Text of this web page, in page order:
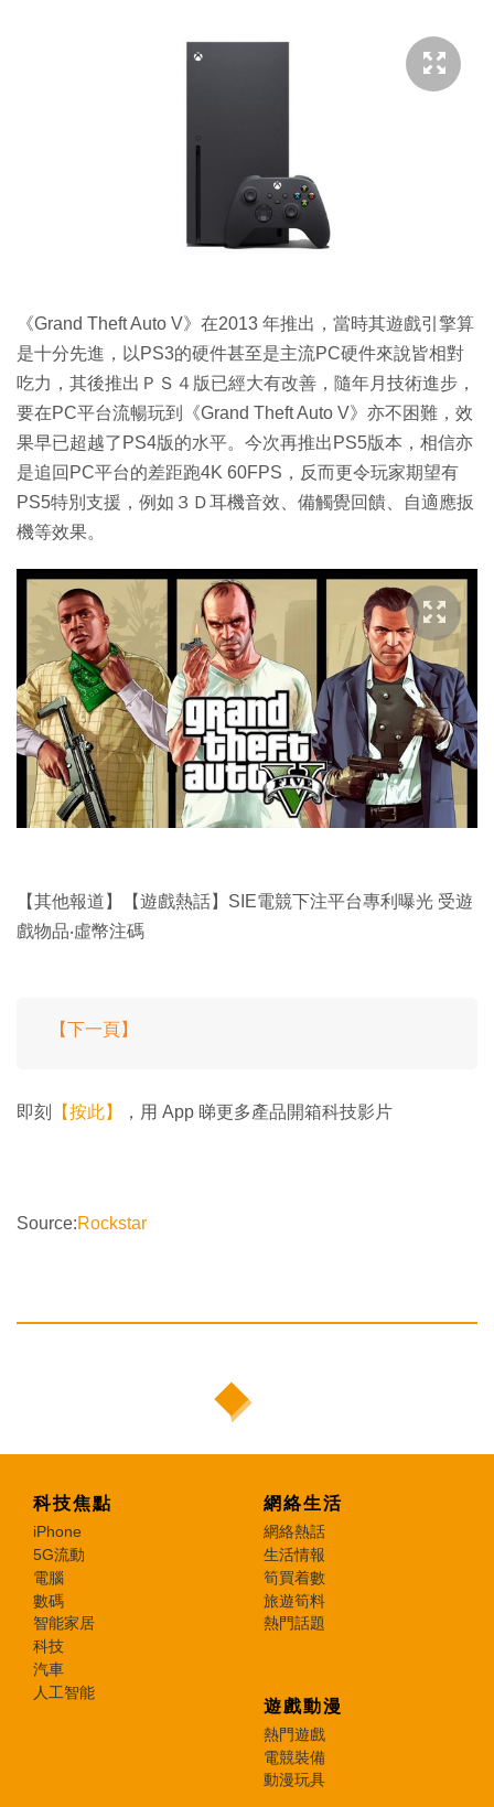
《Grand Theft Auto V》在2013 年推出，當時其遊戲引擎算
是十分先進，以PS3的硬件甚至是主流PC硬件來說皆相對
吃力，其後推出ＰＳ４版已經大有改善，隨年月技術進步，
要在PC平台流暢玩到《Grand Theft Auto V》亦不困難，效
果早已超越了PS4版的水平。今次再推出PS5版本，相信亦
是追回PC平台的差距跑4K 60FPS，反而更令玩家期望有
PS5特別支援，例如３Ｄ耳機音效、備觸覺回饋、自適應扳
機等效果。
【其他報道】【遊戲熱話】SIE電競下注平台專利曝光 受遊
戲物品‧虛幣注碼
【下一頁】
即刻 【按此】 ，用 App 睇更多產品開箱科技影片
Source:Rockstar
科技焦點
iPhone
5G流動
電腦
數碼
智能家居
科技
汽車
人工智能
網絡生活
網絡熱話
生活情報
筍買着數
旅遊筍料
熱門話題
遊戲動漫
熱門遊戲
電競裝備
動漫玩具